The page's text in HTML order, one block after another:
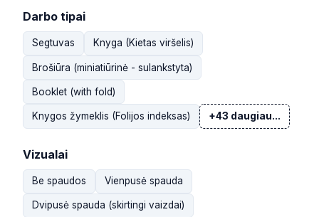
Darbo tipai
Segtuvas Knyga (Kietas viršelis)
Brošiūra (miniatiūrinė - sulankstyta)
Booklet (with fold)
Knygos žymeklis (Folijos indeksas) +43 daugiau...
Vizualai
Be spaudos Vienpusė spauda
Dvipusė spauda (skirtingi vaizdai)